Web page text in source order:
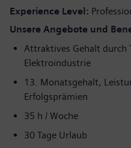
Experience Level
Unsere Angebote und
Attraktives Gehalt durch
Elektroindustrie
13. Monatsgehalt,
Erfolgsprämien
35 h / Woche
30 Tage Urlaub